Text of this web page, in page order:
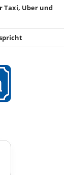
Taxi, Uber und